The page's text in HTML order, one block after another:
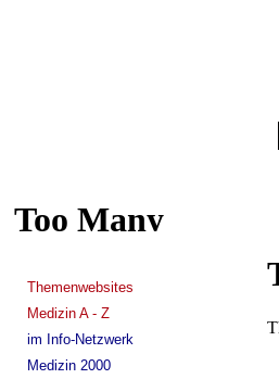
Themenwebsites
Medizin A - Z
im Info-Netzwerk
Medizin 2000